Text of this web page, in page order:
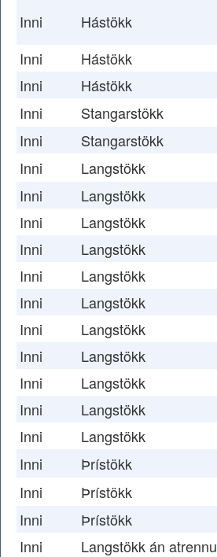
Inni Hástökk
Inni
Hástökk
Inni
Hástökk
Inni
Stangarstökk
Inni
Stangarstökk
Inni
Langstökk
Inni
Langstökk
Inni
Langstökk
Inni
Langstökk
Inni
Langstökk
Inni
Langstökk
Inni
Langstökk
Inni
Langstökk
Inni
Langstökk
Inni
Langstökk
Inni
Langstökk
Inni
Þrístökk
Inni
Þrístökk
Inni
Þrístökk
Inni
Langstökk án atrennu